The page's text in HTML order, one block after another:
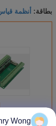
بطاقة: أنظمة
Wong